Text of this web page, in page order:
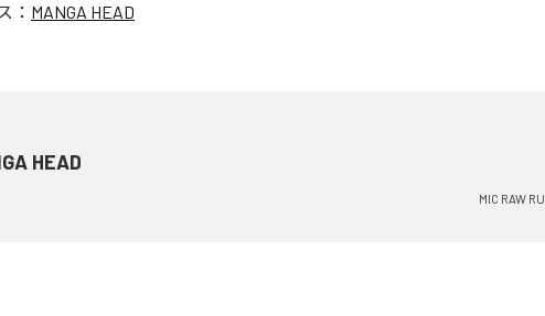
： MANGA HEAD
HEAD
MIC RAW